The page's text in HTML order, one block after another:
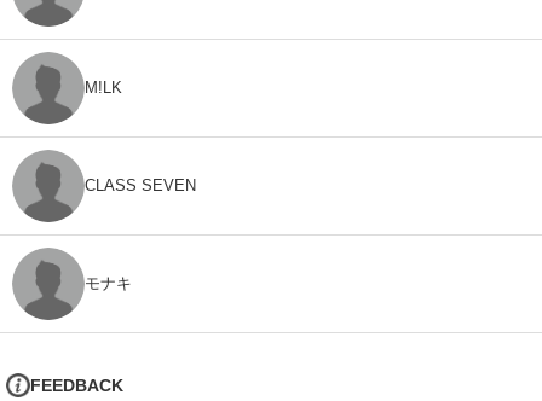
M!LK
CLASS SEVEN
モナキ
FEEDBACK